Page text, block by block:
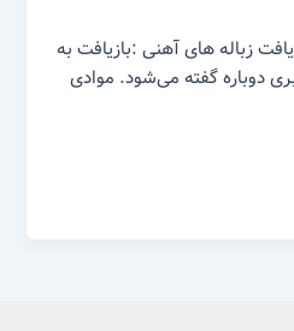
زباله های آهنی :بازیافت به
دوباره گفته می‌شود. موادی